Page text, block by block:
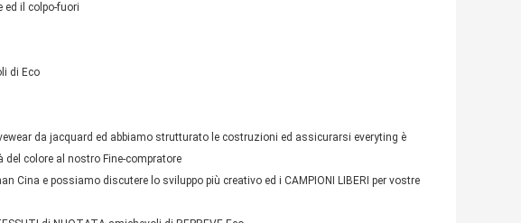
ed il colpo-fuori
di Eco
da jacquard ed abbiamo strutturato le costruzioni ed assicurarsi everyting è
colore al nostro Fine-compratore
Cina e possiamo discutere lo sviluppo più creativo ed i CAMPIONI LIBERI per vostre